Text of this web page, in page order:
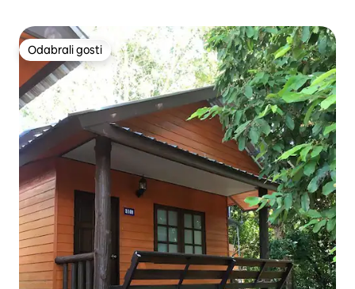
Odabrali gosti
Odabrali gosti